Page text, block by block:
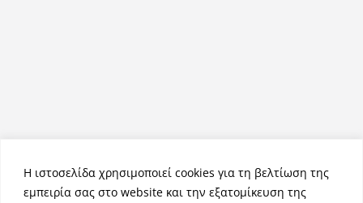
Η ιστοσελίδα χρησιμοποιεί cookies για τη βελτίωση της
εμπειρία σας στο website και την εξατομίκευση της